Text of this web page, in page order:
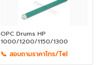
OPC Drums HP
1000/1200/1150/1300
📞 สอบถามราคาโทร/Tel